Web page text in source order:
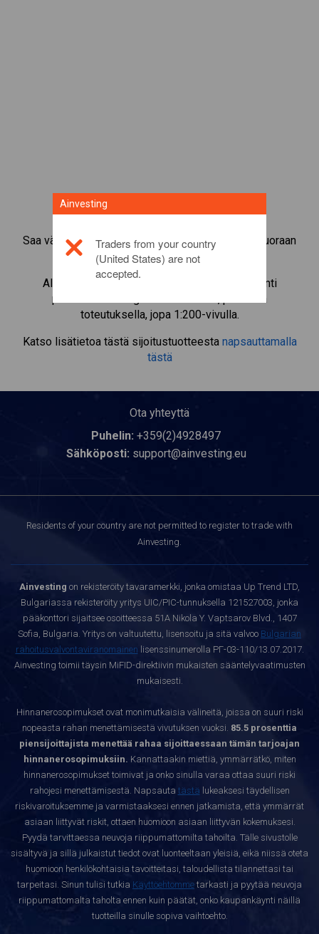
Saa välitön pääsy suosituimpiin raaka-aineisiin suoraan
CFD-kaupankäyntialustaltamme.
Aloita instrumentin
CFD-kaupankäynti
pienimmällä marginaalivakuudella, parhaalla
toteutuksella, jopa 1:200-vivulla.
Katso lisätietoa tästä sijoitustuotteesta napsauttamalla
tästä
Ota yhteyttä
Puhelin: +359(2)4928497
Sähköposti: support@ainvesting.eu
Residents of your country are not permitted to register to trade with
Ainvesting.
Ainvesting on rekisteröity tavaramerkki, jonka omistaa Up Trend LTD,
Bulgariassa rekisteröity yritys UIC/PIC-tunnuksella 121527003, jonka
pääkonttori sijaitsee osoitteessa 51A Nikola Y. Vaptsarov Blvd., 1407
Sofia, Bulgaria. Yritys on valtuutettu, lisensoitu ja sitä valvoo Bulgarian
rahoitusvalvontaviranomainen lisenssinumerolla РГ-03-110/13.07.2017.
Ainvesting toimii täysin MiFID-direktiivin mukaisten sääntelyvaatimusten
mukaisesti.
Hinnanerosopimukset ovat monimutkaisia välineitä, joissa on suuri riski
nopeasta rahan menettämisestä vivutuksen vuoksi. 85.5 prosenttia
piensijoittajista menettää rahaa sijoittaessaan tämän tarjoajan
hinnanerosopimuksiin. Kannattaakin miettiä, ymmärrätkö, miten
hinnanerosopimukset toimivat ja onko sinulla varaa ottaa suuri riski
rahojesi menettämisestä. Napsauta tästä lukeaksesi täydellisen
riskivaroituksemme ja varmistaaksesi ennen jatkamista, että ymmärrät
asiaan liittyvät riskit, ottaen huomioon asiaan liittyvän kokemuksesi.
Pyydä tarvittaessa neuvoja riippumattomilta tahoilta. Tälle sivustolle
sisältyvä ja sillä julkaistut tiedot ovat luonteeltaan yleisiä, eikä niissä oteta
huomioon henkilökohtaisia tavoitteitasi, taloudellista tilannettasi tai
tarpeitasi. Sinun tulisi tutkia Käyttöehtomme tarkasti ja pyytää neuvoja
riippumattomalta taholta ennen kuin päätät, onko kaupankäynti näillä
tuotteilla sinulle sopiva vaihtoehto.
Ainvesting
Traders from your country
(United States) are not
accepted.